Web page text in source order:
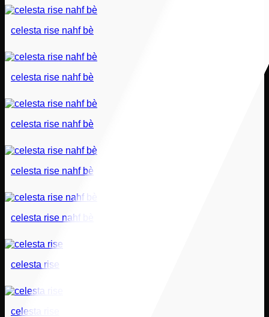
celesta rise nahf bè
celesta rise nahf bè
celesta rise nahf bè
celesta rise nahf bè
celesta rise nahf bè
celesta rise
celesta rise